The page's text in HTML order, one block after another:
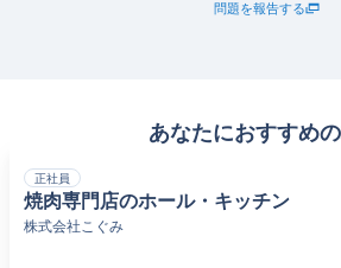
問題を報告する
あなたにおすすめ
正社員
焼肉専門店のホール・キッチン
株式会社こぐみ